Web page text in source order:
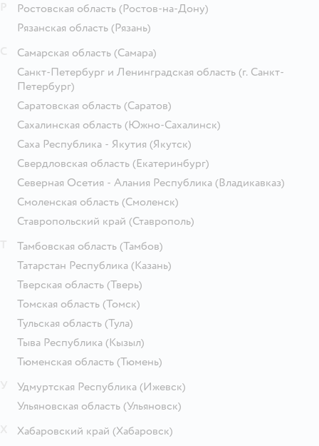
Ростовская область (Ростов-на-Дону)
Рязанская область (Рязань)
Самарская область (Самара)
Санкт-Петербург и Ленинградская область (г. Санкт-
Петербург)
Саратовская область (Саратов)
Сахалинская область (Южно-Сахалинск)
Саха Республика - Якутия (Якутск)
Свердловская область (Екатеринбург)
Северная Осетия - Алания Республика (Владикавказ)
Смоленская область (Смоленск)
Ставропольский край (Ставрополь)
Тамбовская область (Тамбов)
Татарстан Республика (Казань)
Тверская область (Тверь)
Томская область (Томск)
Тульская область (Тула)
Тыва Республика (Кызыл)
Тюменская область (Тюмень)
Удмуртская Республика (Ижевск)
Ульяновская область (Ульяновск)
Хабаровский край (Хабаровск)